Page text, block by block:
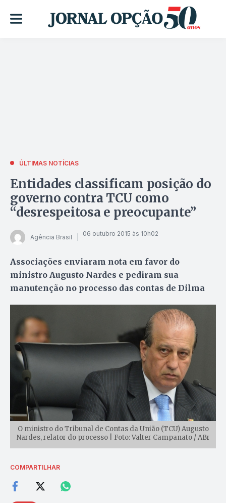
ÚLTIMAS NOTÍCIAS
Entidades classificam posição do
governo contra TCU como
“desrespeitosa e preocupante”
Agência Brasil 06 outubro 2015 às 10h02
Associações enviaram nota em favor do
ministro Augusto Nardes e pediram sua
manutenção no processo das contas de Dilma
O ministro do Tribunal de Contas da União (TCU) Augusto
Nardes, relator do processo | Foto: Valter Campanato / ABr
COMPARTILHAR